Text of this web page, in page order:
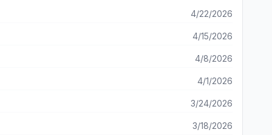
4/22/2026
4/15/2026
4/8/2026
4/1/2026
3/24/2026
3/18/2026